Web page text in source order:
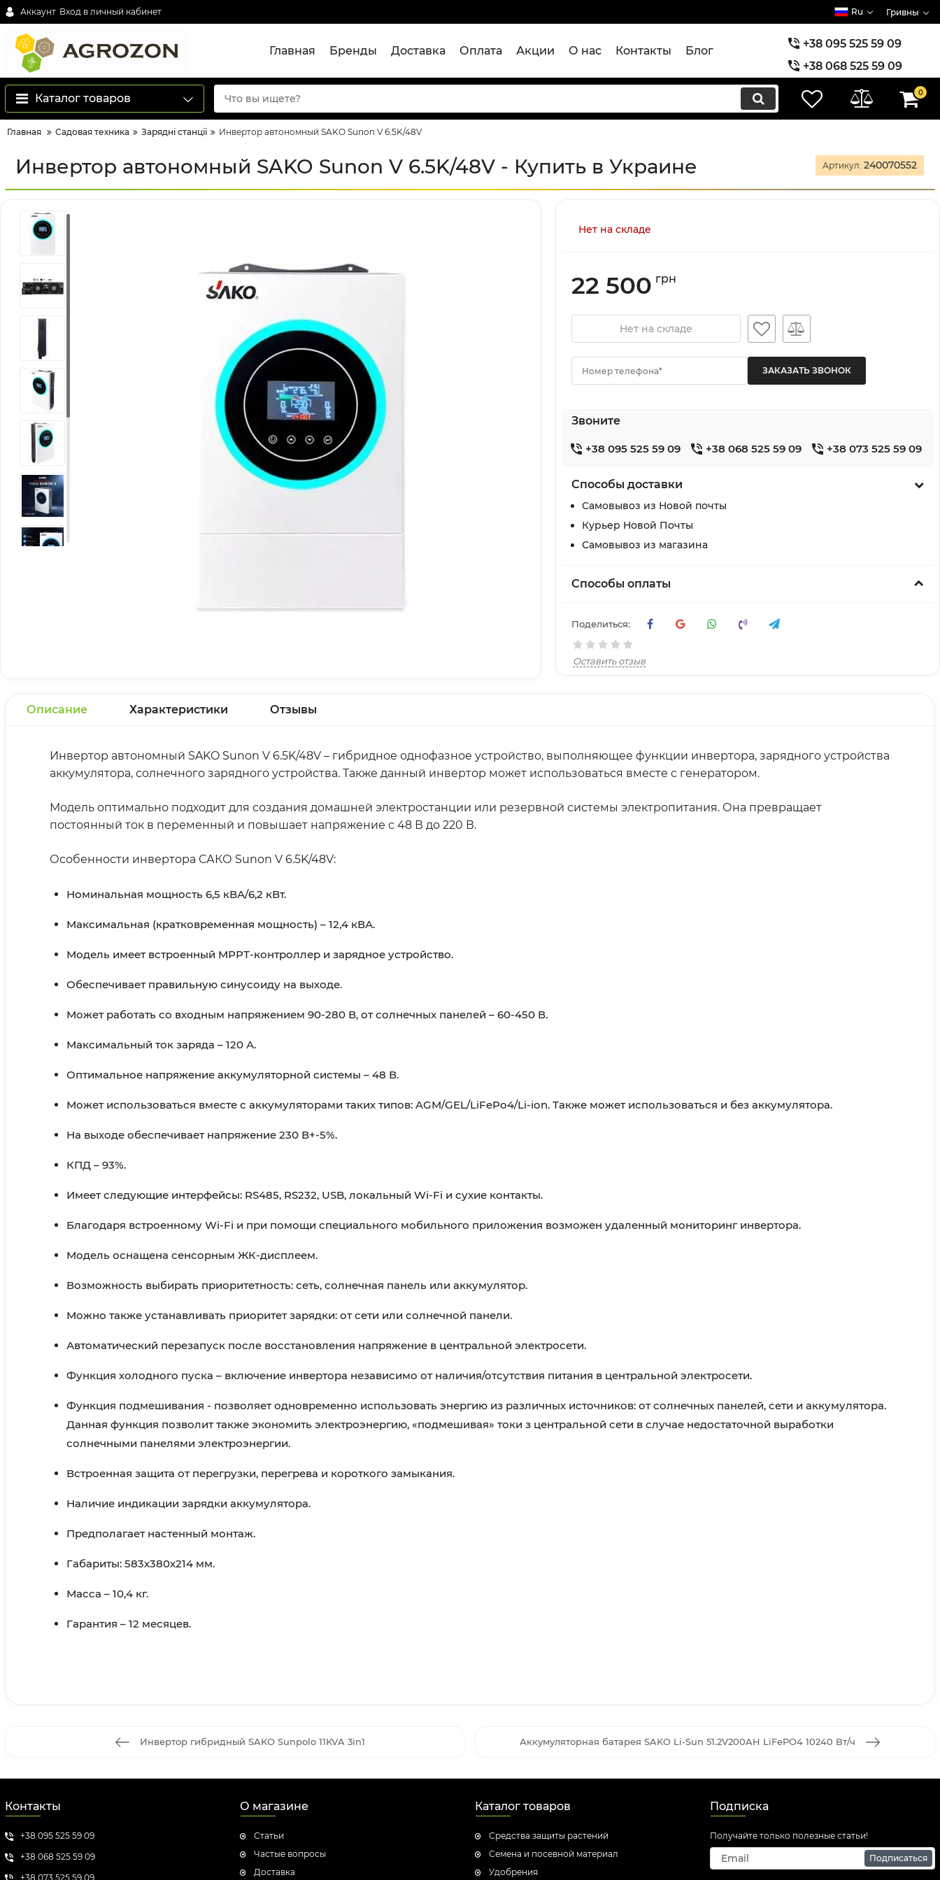
Аккаунт Вход в личный кабинет Ru Гривны
Главная Бренды Доставка Оплата Акции О нас Контакты Блог
+38 095 525 59 09
+38 068 525 59 09
+38 073 525 59 09
Каталог товаров 0
Главная Садовая техника Зарядні станції Инвертор автономный SAKO Sunon V 6.5K/48V
Инвертор автономный SAKO Sunon V 6.5K/48V - Купить в Украине Артикул: 240070552
Нет на складе
22 500 грн
Нет на складе
Номер телефона*
Звоните
+38 095 525 59 09 +38 068 525 59 09 +38 073 525 59 09
Способы доставки
Самовывоз из Новой почты
Курьер Новой Почты
Самовывоз из магазина
Способы оплаты
Поделиться:
Оставить отзыв
Описание Характеристики Отзывы
Инвертор автономный SAKO Sunon V 6.5K/48V – гибридное однофазное устройство, выполняющее функции инвертора, зарядного устройства
аккумулятора, солнечного зарядного устройства. Также данный инвертор может использоваться вместе с генератором.
Модель оптимально подходит для создания домашней электростанции или резервной системы электропитания. Она превращает
постоянный ток в переменный и повышает напряжение с 48 В до 220 В.
Особенности инвертора САКО Sunon V 6.5K/48V:
Номинальная мощность 6,5 кВА/6,2 кВт.
Максимальная (кратковременная мощность) – 12,4 кВА.
Модель имеет встроенный МРРТ-контроллер и зарядное устройство.
Обеспечивает правильную синусоиду на выходе.
Может работать со входным напряжением 90-280 В, от солнечных панелей – 60-450 В.
Максимальный ток заряда – 120 А.
Оптимальное напряжение аккумуляторной системы – 48 В.
Может использоваться вместе с аккумуляторами таких типов: AGM/GEL/LiFePo4/Li-ion. Также может использоваться и без аккумулятора.
На выходе обеспечивает напряжение 230 В+-5%.
КПД – 93%.
Имеет следующие интерфейсы: RS485, RS232, USB, локальный Wi-Fi и сухие контакты.
Благодаря встроенному Wi-Fі и при помощи специального мобильного приложения возможен удаленный мониторинг инвертора.
Модель оснащена сенсорным ЖК-дисплеем.
Возможность выбирать приоритетность: сеть, солнечная панель или аккумулятор.
Можно также устанавливать приоритет зарядки: от сети или солнечной панели.
Автоматический перезапуск после восстановления напряжение в центральной электросети.
Функция холодного пуска – включение инвертора независимо от наличия/отсутствия питания в центральной электросети.
Функция подмешивания - позволяет одновременно использовать энергию из различных источников: от солнечных панелей, сети и аккумулятора.
Данная функция позволит также экономить электроэнергию, «подмешивая» токи з центральной сети в случае недостаточной выработки
солнечными панелями электроэнергии.
Встроенная защита от перегрузки, перегрева и короткого замыкания.
Наличие индикации зарядки аккумулятора.
Предполагает настенный монтаж.
Габариты: 583х380х214 мм.
Масса – 10,4 кг.
Гарантия – 12 месяцев.
Инвертор гибридный SAKO Sunpolo 11KVA 3in1 Аккумуляторная батарея SAKO Li-Sun 51.2V200AH LiFePO4 10240 Вт/ч
Контакты
+38 095 525 59 09
+38 068 525 59 09
+38 073 525 59 09
О магазине
Статьи
Частые вопросы
Доставка
Каталог товаров
Средства защиты растений
Семена и посевной материал
Удобрения
Подписка
Получайте только полезные статьи!
Подписаться